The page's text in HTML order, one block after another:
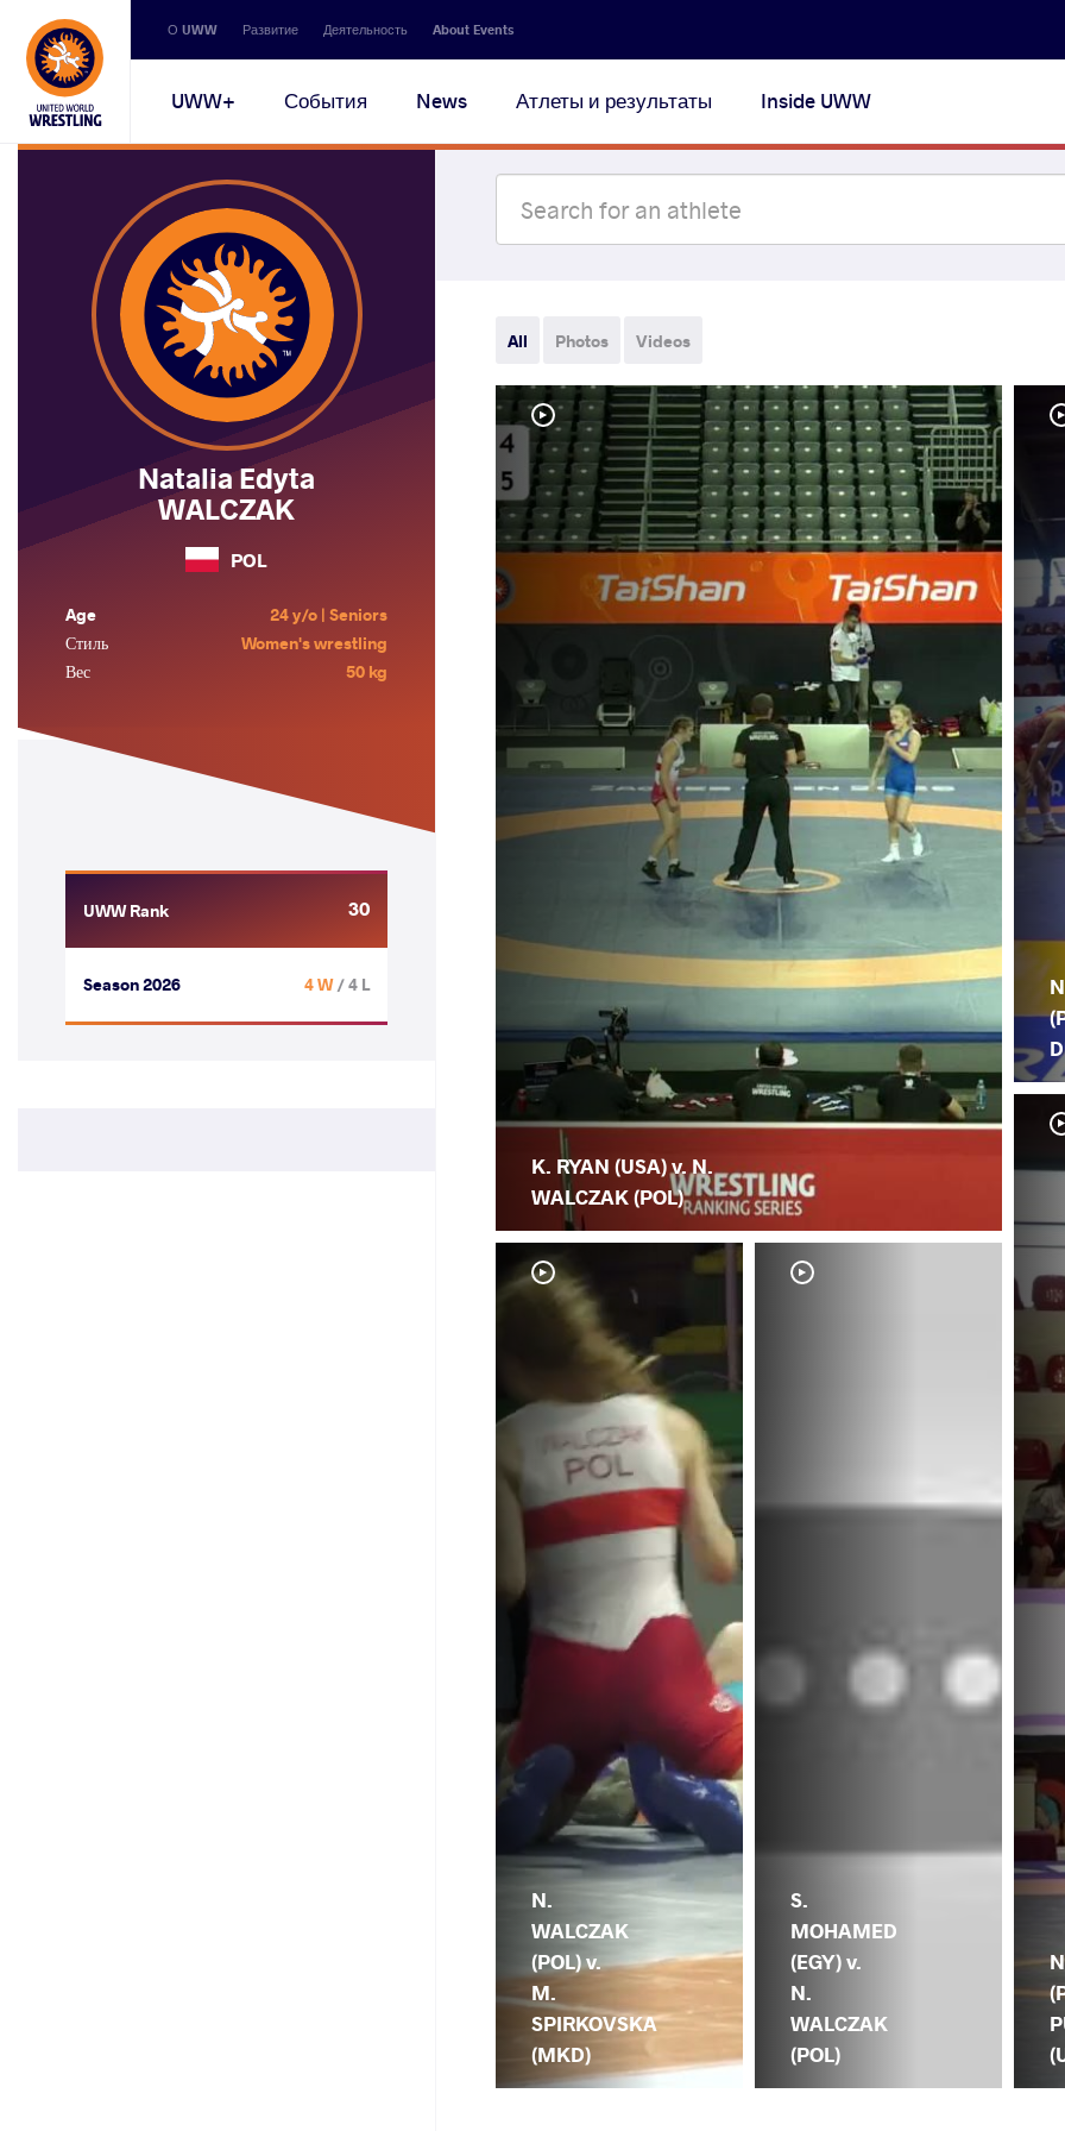
Secondary
navigation
О UWW Развитие Деятельность About Events
Main
navigation
UWW+ События News Атлеты и результаты Inside UWW
Natalia Edyta
WALCZAK
POL
Age
24 y/o | Seniors
Стиль
Women's wrestling
Вес
50 kg
UWW Rank 30
Season 2026 4 W/ 4 L
All Photos Videos
K. RYAN (USA) v. N.
WALCZAK (POL)
N.
WALCZAK
(POL) v.
M.
SPIRKOVSKA
(MKD)
S.
MOHAMED
(EGY) v.
N.
WALCZAK
(POL)